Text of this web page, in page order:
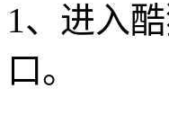
1、进入
口。